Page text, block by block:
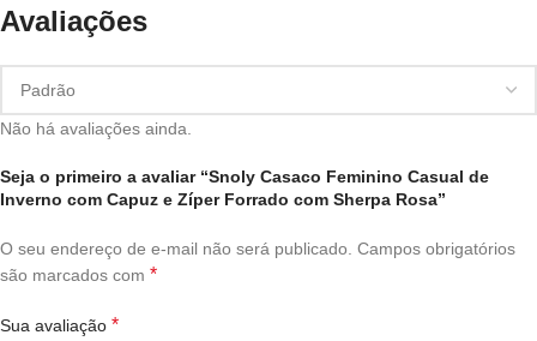
Avaliações
Não há avaliações ainda.
Seja o primeiro a avaliar “Snoly Casaco Feminino Casual de
Inverno com Capuz e Zíper Forrado com Sherpa Rosa”
O seu endereço de e-mail não será publicado. Campos obrigatórios
são marcados com *
Sua avaliação *